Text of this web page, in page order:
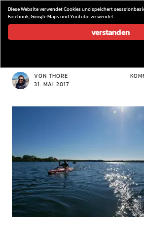
wieder los…
VON THORE
31. MAI 2017
Diese Website verwendet Cookies und speichert
Facebook, Google Maps und Youtube verwendet.
verstanden